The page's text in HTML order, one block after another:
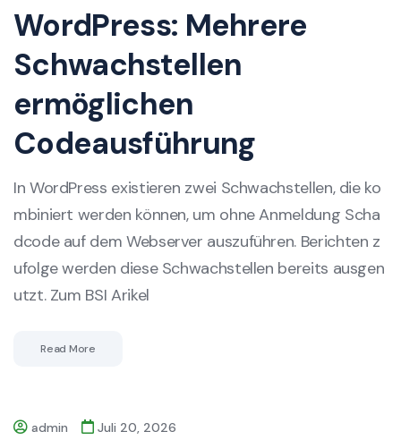
WordPress: Mehrere
Schwachstellen
ermöglichen
Codeausführung
In WordPress existieren zwei Schwachstellen, die ko
mbiniert werden können, um ohne Anmeldung Scha
dcode auf dem Webserver auszuführen. Berichten z
ufolge werden diese Schwachstellen bereits ausgen
utzt. Zum BSI Arikel
Read More
admin Juli 20, 2026